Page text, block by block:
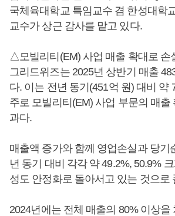
국체육대학교 특임교수 겸 한성대학
교수가 상근 감사를 맡고 있다.
△모빌리티(EM) 사업 매출 확대로 손
그리드위즈는 2025년 상반기 매출
다. 이는 전년 동기(451억 원) 대비 약
주로 모빌리티(EM) 사업 부문의 매출
과다.
매출액 증가와 함께 영업손실과 당기
년 동기 대비 각각 약 49.2%, 50.9%
성도 안정화로 돌아서고 있는 것으로
2024년에는 전체 매출의 80% 이상을